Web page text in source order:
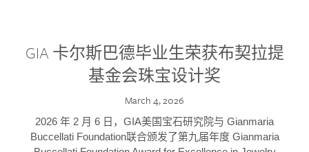
GIA 卡尔斯巴德毕业生荣获布契拉提
基金会珠宝设计奖
March 4, 2026
2026 年 2 月 6 日，GIA美国宝石研究院与 Gianmaria
Buccellati Foundation联合颁发了第九届年度 Gianmaria